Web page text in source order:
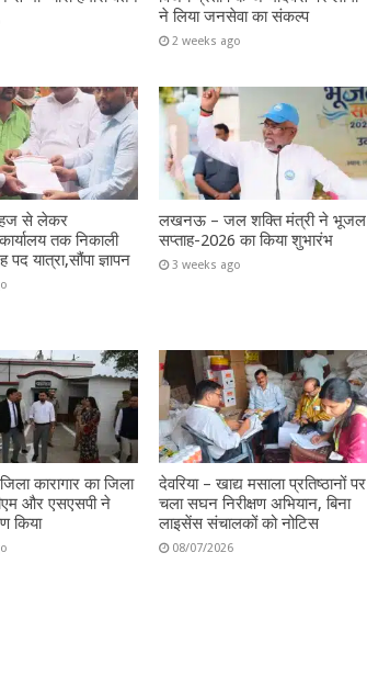
ने लिया जनसेवा का संकल्प
2 weeks ago
से लेकर
तक निकाली
पद यात्रा,सौंपा ज्ञापन
लखनऊ – जल शक्ति मंत्री ने भूजल
सप्ताह-2026 का किया शुभारंभ
3 weeks ago
कारागार का जिला
और एसएसपी ने
किया
देवरिया – खाद्य मसाला प्रतिष्ठानों पर
चला सघन निरीक्षण अभियान, बिना
लाइसेंस संचालकों को नोटिस
08/07/2026